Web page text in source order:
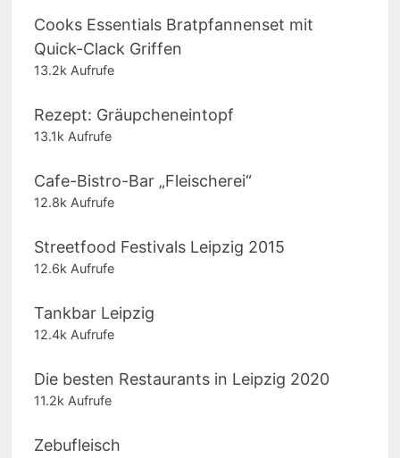
Cooks Essentials Bratpfannenset mit
Quick-Clack Griffen
13.2k Aufrufe
Rezept: Gräupcheneintopf
13.1k Aufrufe
Cafe-Bistro-Bar „Fleischerei“
12.8k Aufrufe
Streetfood Festivals Leipzig 2015
12.6k Aufrufe
Tankbar Leipzig
12.4k Aufrufe
Die besten Restaurants in Leipzig 2020
11.2k Aufrufe
Zebufleisch